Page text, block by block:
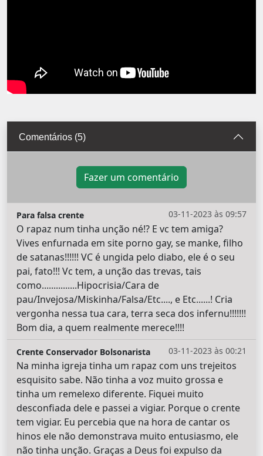
Comentários (5)
Fazer um comentário
03-11-2023 às 09:57
Para falsa crente
O rapaz num tinha unção né!? E vc tem amiga?
Vives enfurnada em site porno gay, se manke, filho
de satanas!!!!!! VC é ungida pelo diabo, ele é o seu
pai, fato!!! Vc tem, a unção das trevas, tais
como...............Hipocrisia/Cara de
pau/Invejosa/Miskinha/Falsa/Etc...., e Etc......! Cria
vergonha nessa tua cara, terra seca dos infernu!!!!!!!
Bom dia, a quem realmente merece!!!!
03-11-2023 às 00:21
Crente Conservador Bolsonarista
Na minha igreja tinha um rapaz com uns trejeitos
esquisito sabe. Não tinha a voz muito grossa e
tinha um remelexo diferente. Fiquei muito
desconfiada dele e passei a vigiar. Porque o crente
tem vigiar. Eu percebia que na hora de cantar os
hinos ele não demonstrava muito entusiasmo, ele
não tinha unção. Graças a Deus foi expulso da